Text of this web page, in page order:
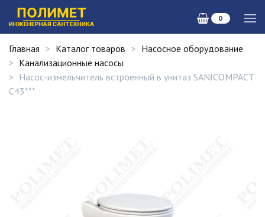
0
Главная Каталог товаров
Насосное оборудование
Канализационные насосы
Насос-измельчитель встроенный в унитаз SANICOMPACT
C43***